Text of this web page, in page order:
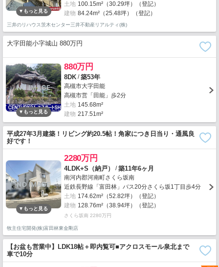
土地 100.15m²（30.29坪）（登記）
建物 84.24m²（25.48坪）（登記）
三井のリハウス茨木センター三井不動産リアルティ(株)
大字田能小字城山 880万円
880万円
8DK /築53年
高槻市大字田能
高槻市営「田能」歩2分
土地 145.68m²
建物 217.51m²
平成27年3月建築！リビング約20.5帖！角家につき日当り・通風良
好です！
2280万円
4LDK+S（納戸） /築11年6ヶ月
南河内郡河南町さくら坂南
近鉄長野線「富田林」バス20分さくら坂1丁目歩4分
土地 174.62m²（52.82坪）（登記）
建物 128.76m²（38.94坪）（登記）
さくら坂南 2280万円
牧主住宅開発(株)富田林東金剛店
【お盆も営業中】LDK18帖＋即内覧可■アクロスモール泉北まで
車で10分